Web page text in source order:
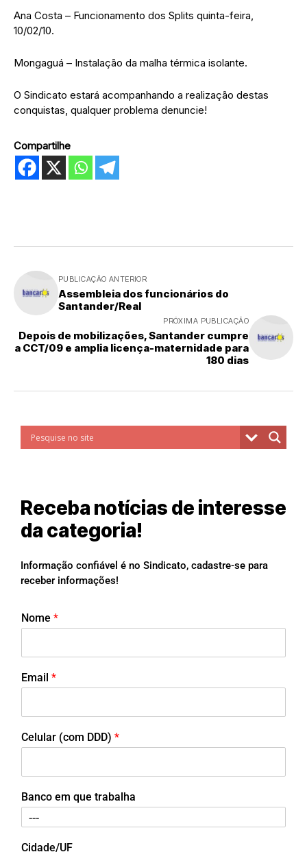
Ana Costa – Funcionamento dos Splits quinta-feira,
10/02/10.
Mongaguá – Instalação da malha térmica isolante.
O Sindicato estará acompanhando a realização destas
conquistas, qualquer problema denuncie!
Compartilhe
PUBLICAÇÃO ANTERIOR
Assembleia dos funcionários do
Santander/Real
PRÓXIMA PUBLICAÇÃO
Depois de mobilizações, Santander cumpre
a CCT/09 e amplia licença-maternidade para
180 dias
Receba notícias de interesse
da categoria!
Informação confiável é no Sindicato, cadastre-se para
receber informações!
Nome *
Email *
Celular (com DDD) *
Banco em que trabalha
Cidade/UF